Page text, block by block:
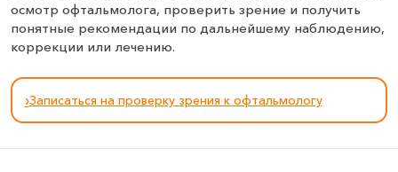
осмотр офтальмолога, проверить зрение и получить
понятные рекомендации по дальнейшему наблюдению,
коррекции или лечению.
›Записаться на проверку зрения к офтальмологу